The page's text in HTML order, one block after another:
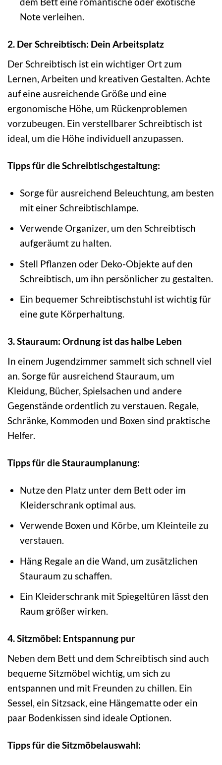
Note verleihen.
2. Der Schreibtisch: Dein Arbeitsplatz
Der Schreibtisch ist ein wichtiger Ort zum
Lernen, Arbeiten und kreativen Gestalten. Achte
auf eine ausreichende Größe und eine
ergonomische Höhe, um Rückenproblemen
vorzubeugen. Ein verstellbarer Schreibtisch ist
ideal, um die Höhe individuell anzupassen.
Tipps für die Schreibtischgestaltung:
Sorge für ausreichend Beleuchtung, am besten
mit einer Schreibtischlampe.
Verwende Organizer, um den Schreibtisch
aufgeräumt zu halten.
Stell Pflanzen oder Deko-Objekte auf den
Schreibtisch, um ihn persönlicher zu gestalten.
Ein bequemer Schreibtischstuhl ist wichtig für
eine gute Körperhaltung.
3. Stauraum: Ordnung ist das halbe Leben
In einem Jugendzimmer sammelt sich schnell viel
an. Sorge für ausreichend Stauraum, um
Kleidung, Bücher, Spielsachen und andere
Gegenstände ordentlich zu verstauen. Regale,
Schränke, Kommoden und Boxen sind praktische
Helfer.
Tipps für die Stauraumplanung:
Nutze den Platz unter dem Bett oder im
Kleiderschrank optimal aus.
Verwende Boxen und Körbe, um Kleinteile zu
verstauen.
Häng Regale an die Wand, um zusätzlichen
Stauraum zu schaffen.
Ein Kleiderschrank mit Spiegeltüren lässt den
Raum größer wirken.
4. Sitzmöbel: Entspannung pur
Neben dem Bett und dem Schreibtisch sind auch
bequeme Sitzmöbel wichtig, um sich zu
entspannen und mit Freunden zu chillen. Ein
Sessel, ein Sitzsack, eine Hängematte oder ein
paar Bodenkissen sind ideale Optionen.
Tipps für die Sitzmöbelauswahl: